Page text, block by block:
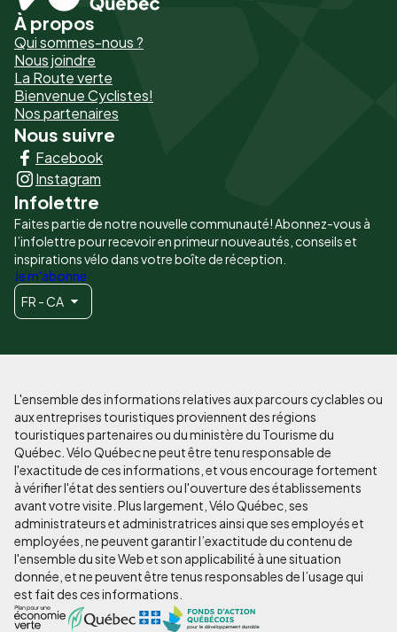
Pied
de
page
-
Liens
principaux
À propos
Qui sommes-nous ?
Nous joindre
La Route verte
Bienvenue Cyclistes!
Nos partenaires
Nous suivre
Facebook
Instagram
Infolettre
Faites partie de notre nouvelle communauté! Abonnez-vous à
l’infolettre pour recevoir en primeur nouveautés, conseils et
inspirations vélo dans votre boîte de réception.
Je m'abonne
FR - CA
L'ensemble des informations relatives aux parcours cyclables ou
aux entreprises touristiques proviennent des régions
touristiques partenaires ou du ministère du Tourisme du
Québec. Vélo Québec ne peut être tenu responsable de
l'exactitude de ces informations, et vous encourage fortement
à vérifier l'état des sentiers ou l'ouverture des établissements
avant votre visite. Plus largement, Vélo Québec, ses
administrateurs et administratrices ainsi que ses employés et
employées, ne peuvent garantir l’exactitude du contenu de
l'ensemble du site Web et son applicabilité à une situation
donnée, et ne peuvent être tenus responsables de l’usage qui
est fait des ces informations.